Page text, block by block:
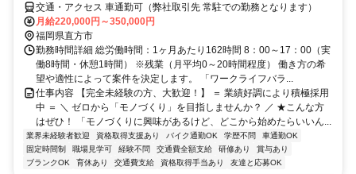
交通・アクセス 車通勤可（弊社取引先 常駐での勤務となります）
月給220,000円～350,000円
福岡県直方市
勤務時間詳細 総労働時間：1ヶ月あたり162時間 8：00～17：00（実
働8時間・休憩1時間） ※残業（月平均0～20時間程度） 働き方の希
望や適性によって案件を決定します。 「ワークライフバラ...
仕事内容 【完全未経験の方、大歓迎！】 ＝ 業績好調により積極採用
中 ＝ ＼ ゼロから「モノづくり」を目指しませんか？ ／ ★こんな方
はぜひ！ 「モノづくりに興味があるけど、どこから始めたらいいん...
業界未経験者歓迎 資格取得支援あり バイク通勤OK 学歴不問
車通勤OK
固定時間制
職場見学可 経験不問 交通費全額支給 研修あり
賞与あり
ブランクOK
育休あり 交通費支給 資格取得手当あり 友達と応募OK